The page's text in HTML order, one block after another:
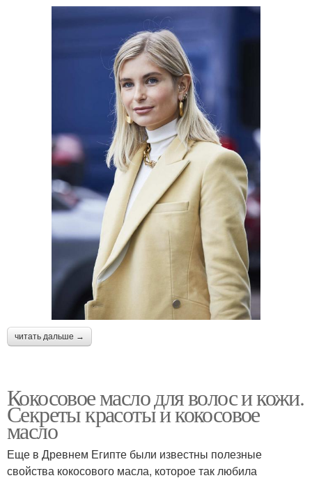
читать дальше →
Кокосовое масло для волос и кожи.
Секреты красоты и кокосовое
масло
Еще в Древнем Египте были известны полезные
свойства кокосового масла, которое так любила